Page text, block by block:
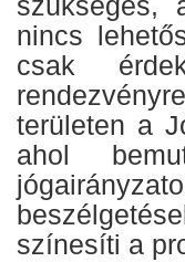
nincs
csak
területen a
ahol
színesíti a